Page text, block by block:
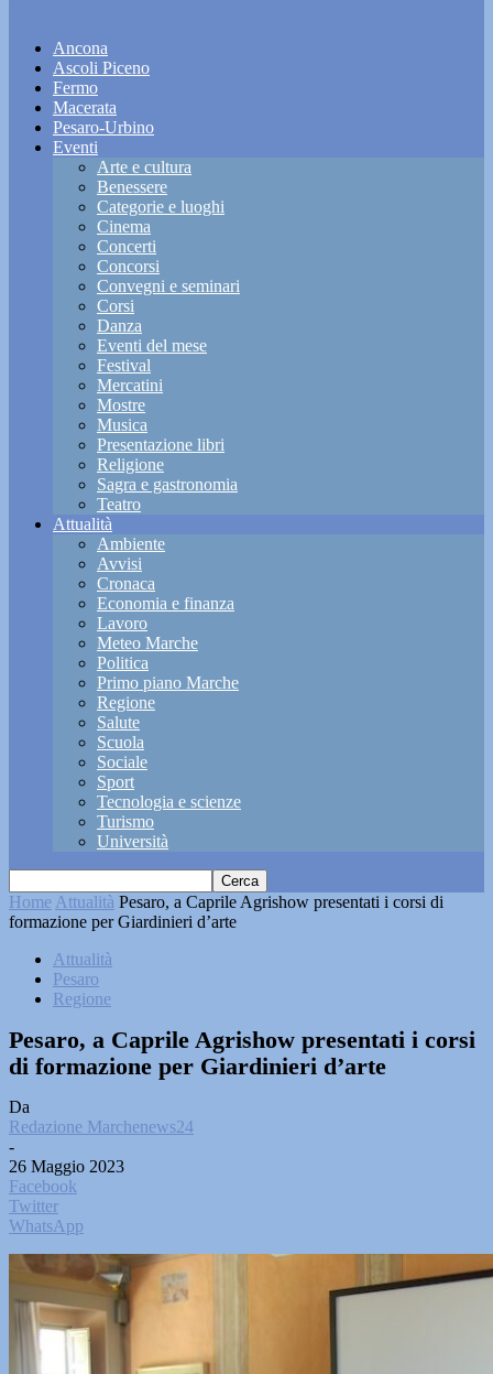
Ancona
Ascoli Piceno
Fermo
Macerata
Pesaro-Urbino
Eventi
Arte e cultura
Benessere
Categorie e luoghi
Cinema
Concerti
Concorsi
Convegni e seminari
Corsi
Danza
Eventi del mese
Festival
Mercatini
Mostre
Musica
Presentazione libri
Religione
Sagra e gastronomia
Teatro
Attualità
Ambiente
Avvisi
Cronaca
Economia e finanza
Lavoro
Meteo Marche
Politica
Primo piano Marche
Regione
Salute
Scuola
Sociale
Sport
Tecnologia e scienze
Turismo
Università
Home Attualità Pesaro, a Caprile Agrishow presentati i corsi di
formazione per Giardinieri d’arte
Attualità
Pesaro
Regione
Pesaro, a Caprile Agrishow presentati i corsi
di formazione per Giardinieri d’arte
Da
Redazione Marchenews24
-
26 Maggio 2023
Facebook
Twitter
WhatsApp